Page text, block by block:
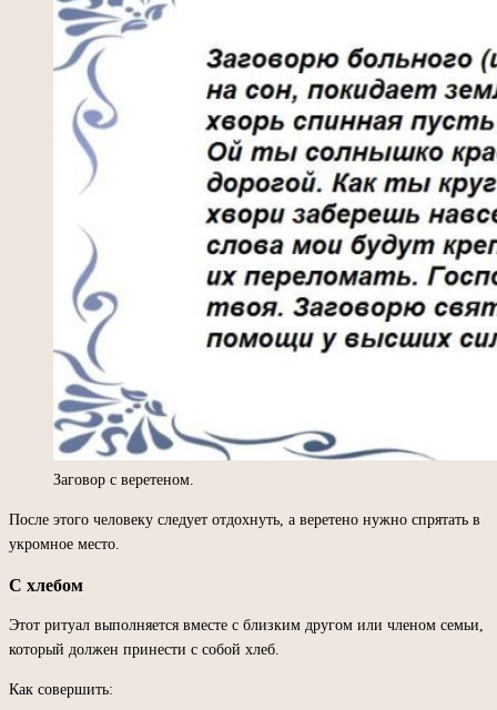
Заговор с веретеном.
После этого человеку следует отдохнуть, а веретено нужно спрятать в
укромное место.
С хлебом
Этот ритуал выполняется вместе с близким другом или членом семьи,
который должен принести с собой хлеб.
Как совершить: